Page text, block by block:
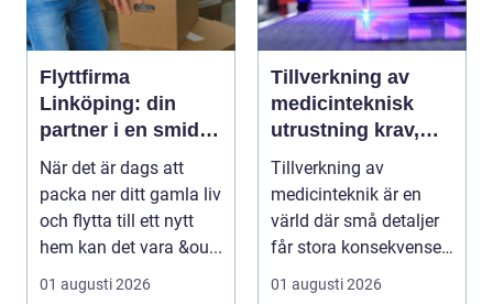
Flyttfirma
Linköping: din
partner i en smidig
flytt
När det är dags att
packa ner ditt gamla liv
och flytta till ett nytt
hem kan det vara &ou...
01 augusti 2026
Tillverkning av
medicinteknisk
utrustning krav,
kvalitet och
precision
Tillverkning av
medicinteknik är en
värld där små detaljer
får stora konsekvenser.
En liten avvikels...
01 augusti 2026